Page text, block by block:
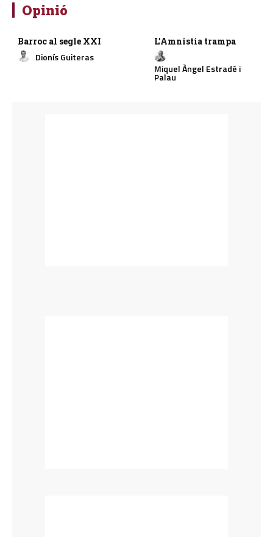
Opinió
Barroc al segle XXI
Dionís Guiteras
L’Amnistia trampa
Miquel Àngel Estradé i
Palau